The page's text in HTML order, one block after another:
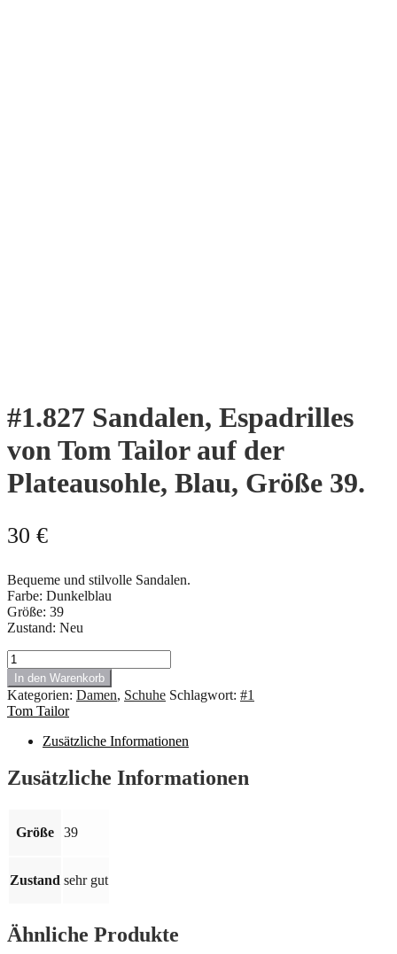
#1.827 Sandalen, Espadrilles
von Tom Tailor auf der
Plateausohle, Blau, Größe 39.
30 €
Bequeme und stilvolle Sandalen.
Farbe: Dunkelblau
Größe: 39
Zustand: Neu
#1.827
Sandalen,
Espadrilles
von
Tom
Tailor
der
Plateausohle,
39.
In den Warenkorb
Kategorien: Damen, Schuhe Schlagwort: #1
Tom Tailor
Zusätzliche Informationen
Zusätzliche Informationen
Größe 39
Zustand sehr gut
Ähnliche Produkte